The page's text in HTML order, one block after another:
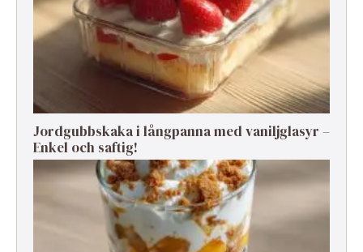
Jordgubbskaka i långpanna med vaniljglasyr –
Enkel och saftig!